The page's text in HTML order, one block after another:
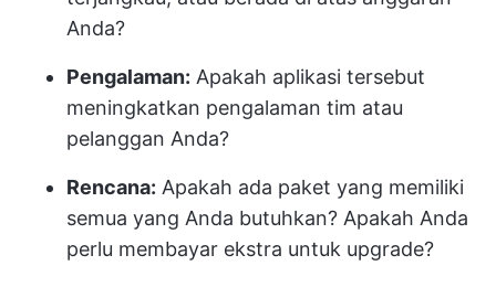
Anda?
Pengalaman: Apakah aplikasi tersebut
meningkatkan pengalaman tim atau
pelanggan Anda?
Rencana: Apakah ada paket yang memiliki
semua yang Anda butuhkan? Apakah Anda
perlu membayar ekstra untuk upgrade?